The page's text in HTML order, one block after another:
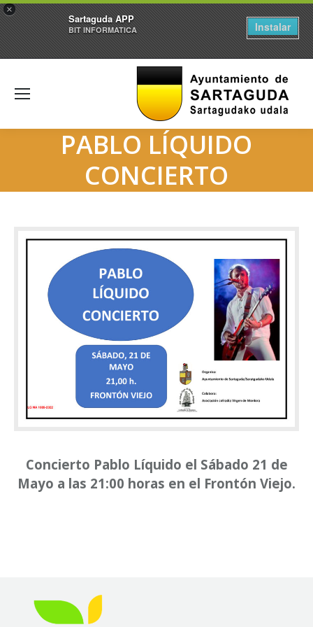
×
Sartaguda APP
BIT INFORMATICA Instalar
PABLO LÍQUIDO
CONCIERTO
Concierto Pablo Líquido el Sábado 21 de
Mayo a las 21:00 horas en el Frontón Viejo.